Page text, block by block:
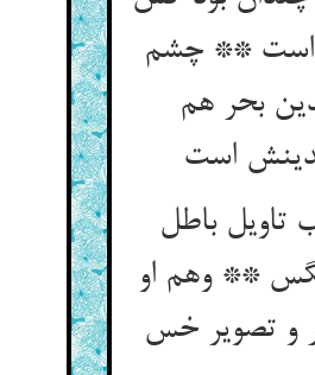
است ** چشم
بحر هم
تاویل باطل
** وهم او